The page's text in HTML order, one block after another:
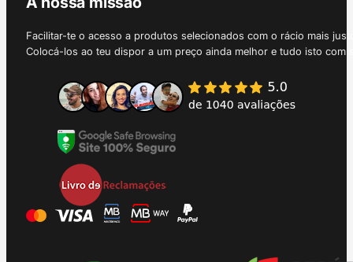
Facilitar-te o acesso a produtos selecionados com o rácio mais
Colocá-los ao teu dispor a um preço ainda melhor e tudo isto